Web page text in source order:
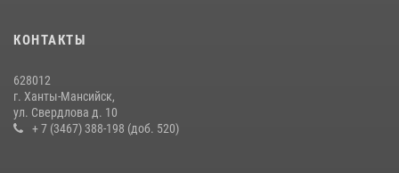
18 июля 2026, 11:25
тематические встречи с молодежью
29 июля 2026, 09:54
КОНТАКТЫ
628012
г. Ханты-Мансийск,
ул. Свердлова д. 10
+ 7 (3467) 388-198 (доб. 520)